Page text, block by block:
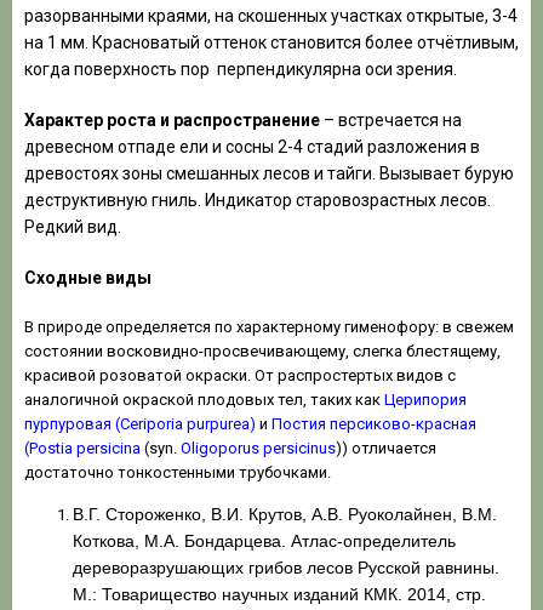
разорванными краями, на скошенных участках открытые, 3-4
на 1 мм. Красноватый оттенок становится более отчётливым,
когда поверхность пор перпендикулярна оси зрения.
Характер роста и распространение – встречается на
древесном отпаде ели и сосны 2-4 стадий разложения в
древостоях зоны смешанных лесов и тайги. Вызывает бурую
деструктивную гниль. Индикатор старовозрастных лесов.
Редкий вид.
Сходные виды
В природе определяется по характерному гименофору: в свежем
состоянии восковидно-просвечивающему, слегка блестящему,
красивой розоватой окраски. От распростертых видов с
аналогичной окраской плодовых тел, таких как Церипория
пурпуровая (Ceriporia purpurea) и Постия персиково-красная
(Postia persicina (syn. Oligoporus persicinus)) отличается
достаточно тонкостенными трубочками.
В.Г. Стороженко, В.И. Крутов, А.В. Руоколайнен, В.М.
Коткова, М.А. Бондарцева. Атлас-определитель
дереворазрушающих грибов лесов Русской равнины.
М.: Товарищество научных изданий КМК. 2014, стр.